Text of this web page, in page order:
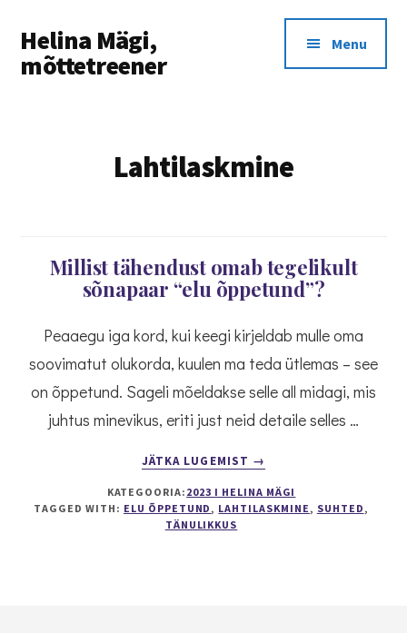
main
content
footer
menu
Helina Mägi,
mõttetreener
Menu
Lahtilaskmine
Millist tähendust omab tegelikult
sõnapaar “elu õppetund”?
Peaaegu iga kord, kui keegi kirjeldab mulle oma
soovimatut olukorda, kuulen ma teda ütlemas – see
on õppetund. Sageli mõeldakse selle all midagi, mis
juhtus minevikus, eriti just neid detaile selles …
JÄTKA LUGEMIST
MILLIST
TÄHENDUST
OMAB
→
KATEGOORIA: 2023 I HELINA MÄGI
TAGGED WITH: ELU ÕPPETUND , LAHTILASKMINE , SUHTED ,
TÄNULIKKUS